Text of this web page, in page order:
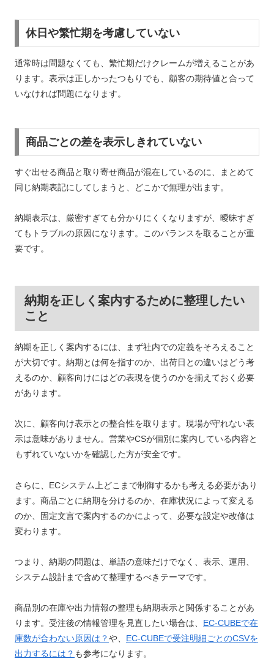
休日や繁忙期を考慮していない
通常時は問題なくても、繁忙期だけクレームが増えることがあ
ります。表示は正しかったつもりでも、顧客の期待値と合って
いなければ問題になります。
商品ごとの差を表示しきれていない
すぐ出せる商品と取り寄せ商品が混在しているのに、まとめて
同じ納期表記にしてしまうと、どこかで無理が出ます。
納期表示は、厳密すぎても分かりにくくなりますが、曖昧すぎ
てもトラブルの原因になります。このバランスを取ることが重
要です。
納期を正しく案内するために整理したい
こと
納期を正しく案内するには、まず社内での定義をそろえること
が大切です。納期とは何を指すのか、出荷日との違いはどう考
えるのか、顧客向けにはどの表現を使うのかを揃えておく必要
があります。
次に、顧客向け表示との整合性を取ります。現場が守れない表
示は意味がありません。営業やCSが個別に案内している内容と
もずれていないかを確認した方が安全です。
さらに、ECシステム上どこまで制御するかも考える必要があり
ます。商品ごとに納期を分けるのか、在庫状況によって変える
のか、固定文言で案内するのかによって、必要な設定や改修は
変わります。
つまり、納期の問題は、単語の意味だけでなく、表示、運用、
システム設計まで含めて整理するべきテーマです。
商品別の在庫や出力情報の整理も納期表示と関係することがあ
ります。受注後の情報管理を見直したい場合は、 EC-CUBEで在
庫数が合わない原因は？や、 EC-CUBEで受注明細ごとのCSVを
出力するには？ も参考になります。